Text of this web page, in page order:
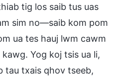
tig los saib tus uas
sim no—saib kom pom
ua tes hauj lwm cawm
Yog koj tsis ua li,
tau txais qhov tseeb,